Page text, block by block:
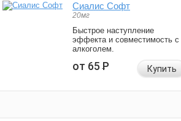
Сиалис Софт
20мг
Быстрое наступление
эффекта и совместимость с
алкоголем.
от 65Р Купить